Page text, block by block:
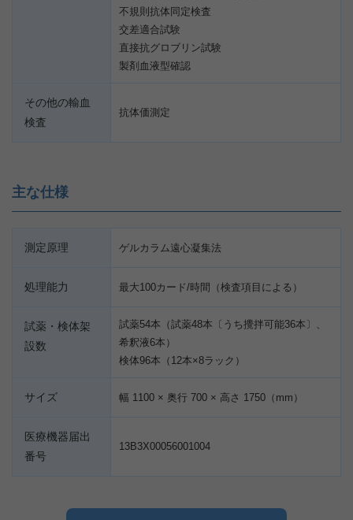
不規則抗体同定検査
交差適合試験
直接抗グロブリン試験
製剤血液型確認
その他の輸血
検査
抗体価測定
主な仕様
測定原理 ゲルカラム遠心凝集法
処理能力 最大100カード/時間（検査項目による）
試薬・検体架
設数
試薬54本（試薬48本〔うち攪拌可能36本〕、
希釈液6本）
検体96本（12本×8ラック）
サイズ 幅 1100 × 奥行 700 × 高さ 1750（mm）
医療機器届出
番号
13B3X00056001004